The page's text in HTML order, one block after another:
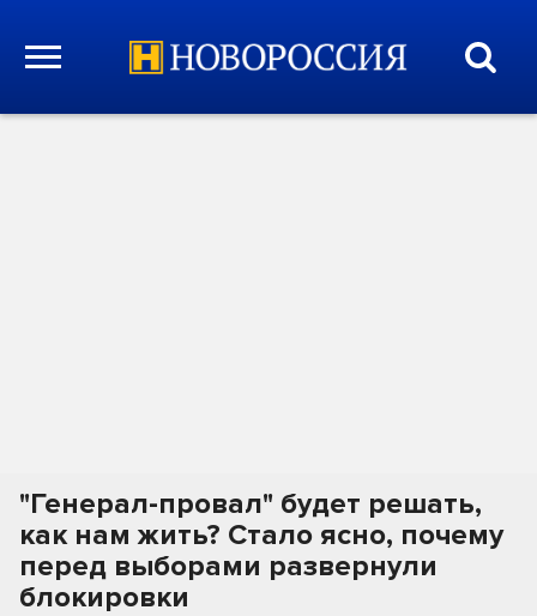
"Генерал-провал" будет решать,
как нам жить? Стало ясно, почему
перед выборами развернули
блокировки